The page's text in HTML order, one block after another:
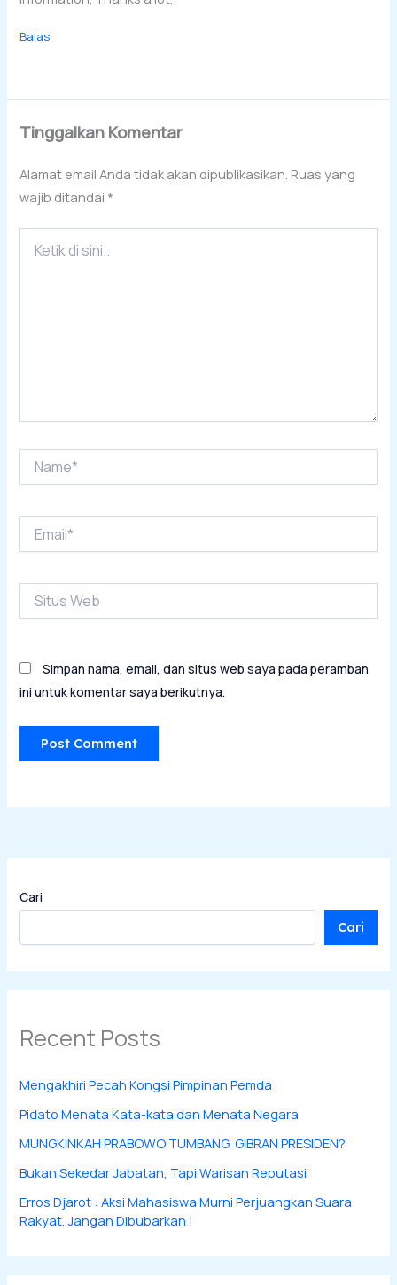
Balas
Tinggalkan Komentar
Alamat email Anda tidak akan dipublikasikan. Ruas yang
wajib ditandai *
Web
Simpan nama, email, dan situs web saya pada peramban
ini untuk komentar saya berikutnya.
Cari
Cari
Recent Posts
Mengakhiri Pecah Kongsi Pimpinan Pemda
Pidato Menata Kata-kata dan Menata Negara
MUNGKINKAH PRABOWO TUMBANG, GIBRAN PRESIDEN?
Bukan Sekedar Jabatan, Tapi Warisan Reputasi
Erros Djarot : Aksi Mahasiswa Murni Perjuangkan Suara
Rakyat. Jangan Dibubarkan !